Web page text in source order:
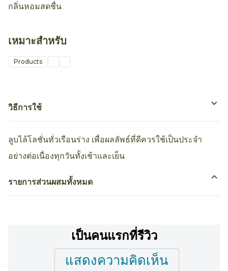
กลิ่นหอมสดชื่น
เหมาะสำหรับ
Products
วิธีการใช้
ลูบไล้โลชั่นทั่วเรือนร่าง เพื่อผลลัพธ์ที่ดีควรใช้เป็นประจำ
อย่างต่อเนื่องทุกวันทั้งเช้าและเย็น
รายการส่วนผสมทั้งหมด
เป็นคนแรกที่รีวิว
แสดงความคิดเห็น